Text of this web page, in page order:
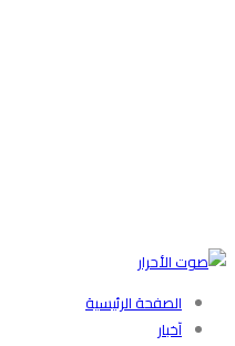
الصفحة الرئيسية
آخبار